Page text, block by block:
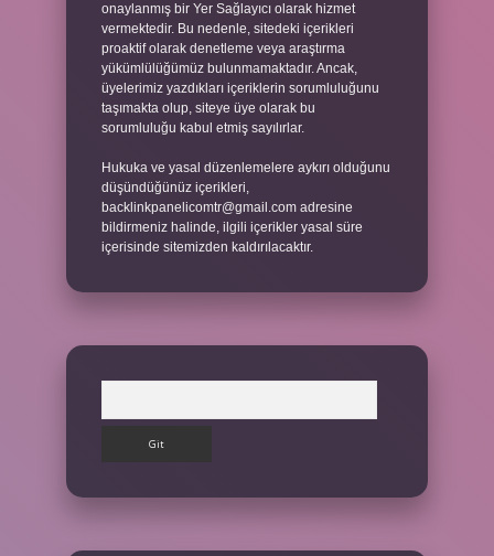
onaylanmış bir Yer Sağlayıcı olarak hizmet
vermektedir. Bu nedenle, sitedeki içerikleri
proaktif olarak denetleme veya araştırma
yükümlülüğümüz bulunmamaktadır. Ancak,
üyelerimiz yazdıkları içeriklerin sorumluluğunu
taşımakta olup, siteye üye olarak bu
sorumluluğu kabul etmiş sayılırlar.
Hukuka ve yasal düzenlemelere aykırı olduğunu
düşündüğünüz içerikleri,
backlinkpanelicomtr@gmail.com adresine
bildirmeniz halinde, ilgili içerikler yasal süre
içerisinde sitemizden kaldırılacaktır.